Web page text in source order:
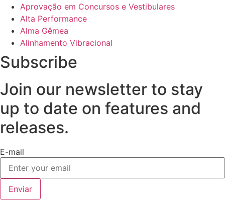
Aprovação em Concursos e Vestibulares
Alta Performance
Alma Gêmea
Alinhamento Vibracional
Subscribe
Join our newsletter to stay
up to date on features and
releases.
E-mail
Enviar